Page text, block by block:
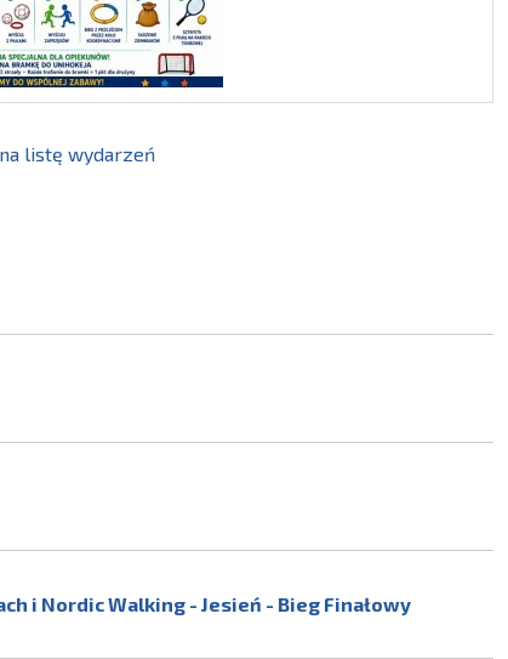
listę wydarzeń
i Nordic Walking - Jesień - Bieg Finałowy